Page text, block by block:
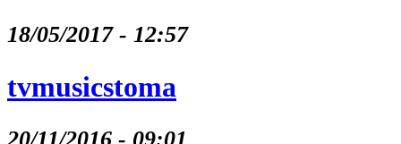
18/05/2017 - 12:57
tvmusicstoma